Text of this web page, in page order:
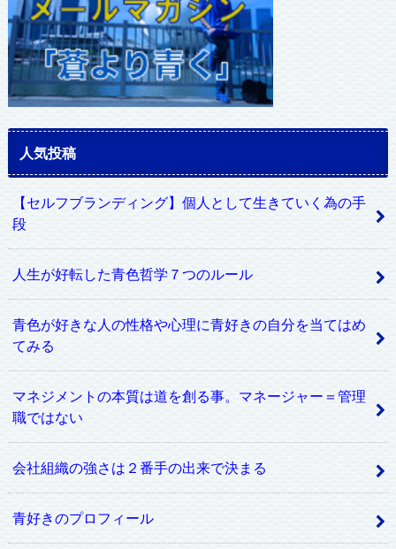
人気投稿
【セルフブランディング】個人として生きていく為の手
段
人生が好転した青色哲学７つのルール
青色が好きな人の性格や心理に青好きの自分を当てはめ
てみる
マネジメントの本質は道を創る事。マネージャー＝管理
職ではない
会社組織の強さは２番手の出来で決まる
青好きのプロフィール